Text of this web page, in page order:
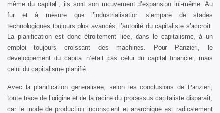
même du capital ; ils sont son mouvement d’expansion lui-même. Au
fur et à mesure que l’industrialisation s’empare de stades
technologiques toujours plus avancés, l’autorité du capitaliste s’accroît.
La planification est donc étroitement liée, dans le capitalisme, à un
emploi toujours croissant des machines. Pour Panzieri, le
développement du capital n’était pas celui du capital financier, mais
celui du capitalisme planifié.
Avec la planification généralisée, selon les conclusions de Panzieri,
toute trace de l’origine et de la racine du processus capitaliste disparaît,
car le mode de production inconscient et anarchique est radicalement